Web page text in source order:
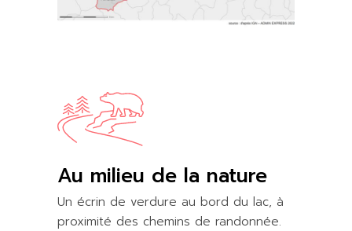
Au milieu de la nature
Un écrin de verdure au bord du lac, à
proximité des chemins de randonnée.